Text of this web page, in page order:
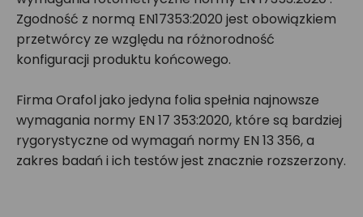
Zgodność z normą EN17353:2020 jest obowiązkiem
przetwórcy ze względu na różnorodność
konfiguracji produktu końcowego.
Firma Orafol jako jedyna folia spełnia najnowsze
wymagania normy EN 17 353:2020, które są bardziej
rygorystyczne od wymagań normy EN 13 356, a
zakres badań i ich testów jest znacznie rozszerzony.